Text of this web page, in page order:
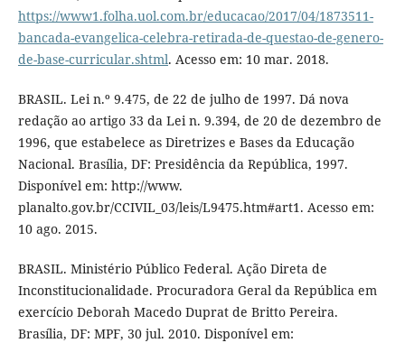
https://www1.folha.uol.com.br/educacao/2017/04/1873511-
bancada-evangelica-celebra-retirada-de-questao-de-genero-
de-base-curricular.shtml. Acesso em: 10 mar. 2018.
BRASIL. Lei n.º 9.475, de 22 de julho de 1997. Dá nova
redação ao artigo 33 da Lei n. 9.394, de 20 de dezembro de
1996, que estabelece as Diretrizes e Bases da Educação
Nacional. Brasília, DF: Presidência da República, 1997.
Disponível em: http://www.
planalto.gov.br/CCIVIL_03/leis/L9475.htm#art1. Acesso em:
10 ago. 2015.
BRASIL. Ministério Público Federal. Ação Direta de
Inconstitucionalidade. Procuradora Geral da República em
exercício Deborah Macedo Duprat de Britto Pereira.
Brasília, DF: MPF, 30 jul. 2010. Disponível em: